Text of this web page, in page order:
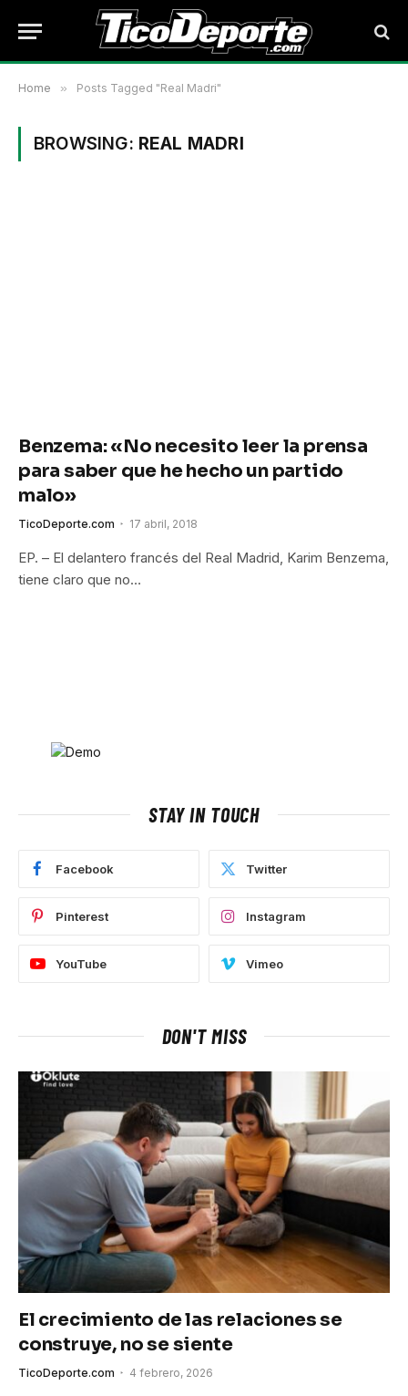
Home » Posts Tagged "Real Madri"
BROWSING: REAL MADRI
Benzema: «No necesito leer la prensa
para saber que he hecho un partido
malo»
TicoDeporte.com 17 abril, 2018
EP. – El delantero francés del Real Madrid, Karim Benzema,
tiene claro que no…
STAY IN TOUCH
Facebook Twitter
Pinterest Instagram
YouTube Vimeo
DON'T MISS
El crecimiento de las relaciones se
construye, no se siente
TicoDeporte.com 4 febrero, 2026